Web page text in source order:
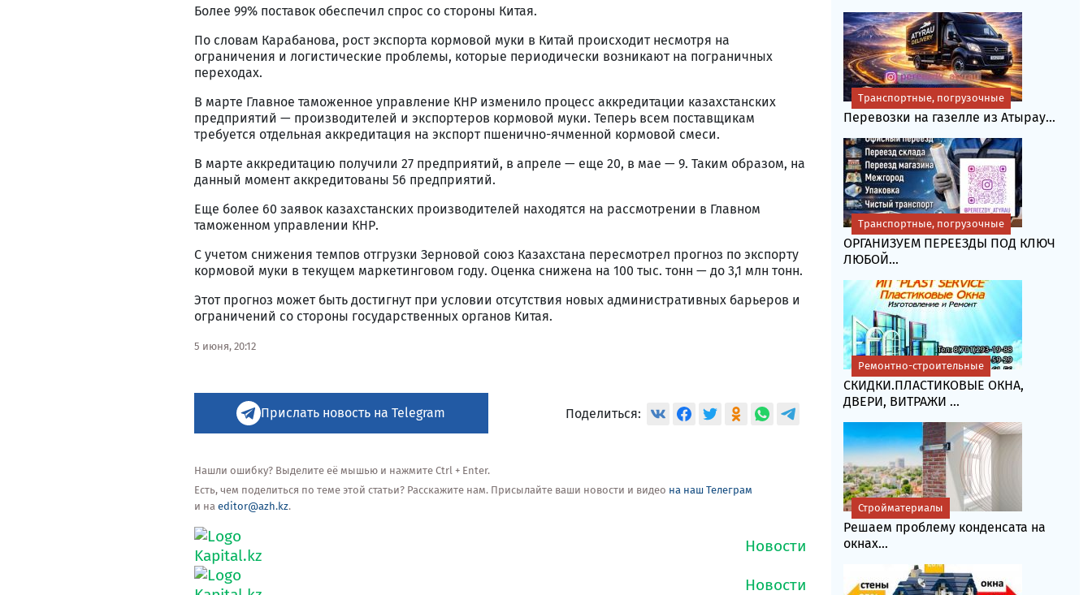
Более 99% поставок обеспечил спрос со стороны Китая.
По словам Карабанова, рост экспорта кормовой муки в Китай происходит несмотря на
ограничения и логистические проблемы, которые периодически возникают на пограничных
переходах.
В марте Главное таможенное управление КНР изменило процесс аккредитации казахстанских
предприятий — производителей и экспортеров кормовой муки. Теперь всем поставщикам
требуется отдельная аккредитация на экспорт пшенично-ячменной кормовой смеси.
В марте аккредитацию получили 27 предприятий, в апреле — еще 20, в мае — 9. Таким образом, на
данный момент аккредитованы 56 предприятий.
Еще более 60 заявок казахстанских производителей находятся на рассмотрении в Главном
таможенном управлении КНР.
С учетом снижения темпов отгрузки Зерновой союз Казахстана пересмотрел прогноз по экспорту
кормовой муки в текущем маркетинговом году. Оценка снижена на 100 тыс. тонн — до 3,1 млн тонн.
Этот прогноз может быть достигнут при условии отсутствия новых административных барьеров и
ограничений со стороны государственных органов Китая.
5 июня, 20:12
Прислать новость на Telegram Поделиться:
Нашли ошибку? Выделите её мышью и нажмите Ctrl + Enter.
Есть, чем поделиться по теме этой статьи? Расскажите нам. Присылайте ваши новости и видео на наш Телеграм
и на editor@azh.kz.
Перевозки на газелле из Атырау...
Транспортные, погрузочные
ОРГАНИЗУЕМ ПЕРЕЕЗДЫ ПОД КЛЮЧ
ЛЮБОЙ...
Транспортные, погрузочные
СКИДКИ.ПЛАСТИКОВЫЕ ОКНА,
ДВЕРИ, ВИТРАЖИ ...
Ремонтно-строительные
Решаем проблему конденсата на
окнах...
Стройматериалы